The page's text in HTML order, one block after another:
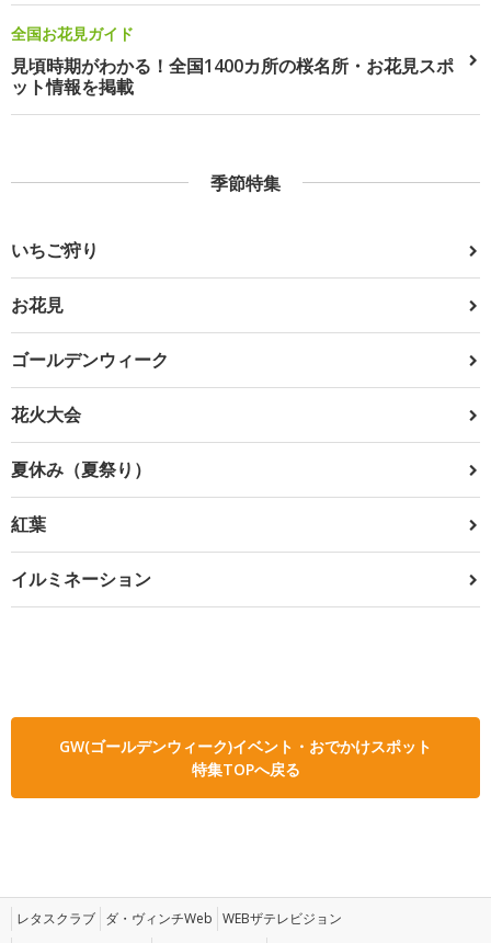
全国お花見ガイド
見頃時期がわかる！全国1400カ所の桜名所・お花見スポ
ット情報を掲載
季節特集
いちご狩り
お花見
ゴールデンウィーク
花火大会
夏休み（夏祭り）
紅葉
イルミネーション
GW(ゴールデンウィーク)イベント・おでかけスポット
特集TOPへ戻る
レタスクラブ ダ・ヴィンチWeb WEBザテレビジョン